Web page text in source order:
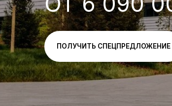
ПОЛУЧИТЬ СПЕЦПРЕДЛОЖЕНИЕ
ОФИЦИАЛЬНАЯ ГАРАНТИЯ